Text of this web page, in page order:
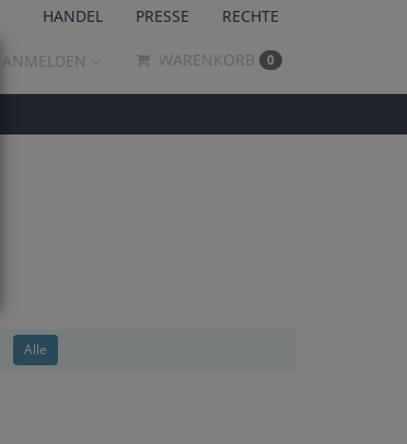
HANDEL PRESSE RECHTE
ANMELDEN WARENKORB 0
Alle